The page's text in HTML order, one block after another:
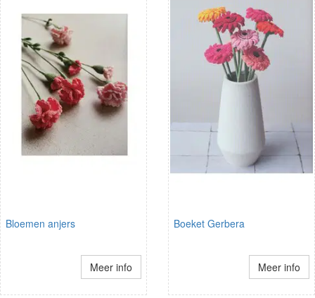
Bloemen anjers
Meer info
Boeket Gerbera
Meer info